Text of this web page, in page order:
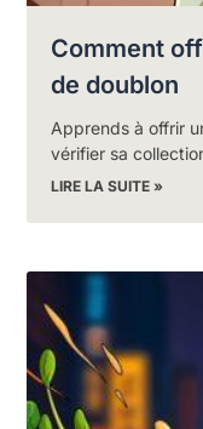
Comment
de doublon
Apprends à offrir
vérifier sa
LIRE LA SUITE »